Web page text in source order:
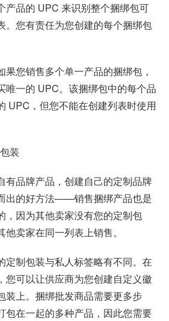
产品的 UPC 来识别整个捆绑包可
。您有责任为您创建的每个捆绑包
您销售多个单一产品的捆绑包，
唯一的 UPC。该捆绑包中的每个品
UPC，但您不能在创建列表时使用
装
有品牌产品，创建自己的定制品牌
出的好方法——销售捆绑产品也是
，因为其他卖家没有您的定制包
卖家在同一列表上销售。
定制包装与私人标签略有不同。在
您可以让供应商为您创建自定义徽
装上。捆绑批发商品需要更多步
包在一起的多种产品，因此您需要